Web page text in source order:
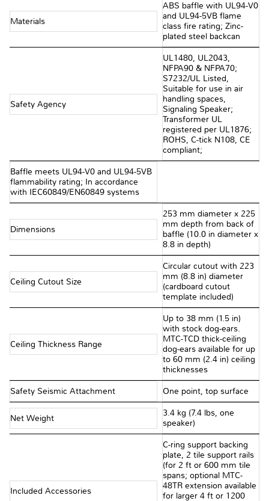
Materials
ABS baffle with UL94-V0
and UL94-5VB flame
class fire rating; Zinc-
plated steel backcan
Safety Agency
UL1480, UL2043,
NFPA90 & NFPA70;
S7232/UL Listed,
Suitable for use in air
handling spaces,
Signaling Speaker;
Transformer UL
registered per UL1876;
ROHS, C-tick N108, CE
compliant;
Baffle meets UL94-V0 and UL94-5VB
flammability rating; In accordance
with IEC60849/EN60849 systems
Dimensions
253 mm diameter x 225
mm depth from back of
baffle (10.0 in diameter x
8.8 in depth)
Ceiling Cutout Size
Circular cutout with 223
mm (8.8 in) diameter
(cardboard cutout
template included)
Ceiling Thickness Range
Up to 38 mm (1.5 in)
with stock dog-ears.
MTC-TCD thick-ceiling
dog-ears available for up
to 60 mm (2.4 in) ceiling
thicknesses
Safety Seismic Attachment One point, top surface
Net Weight
3.4 kg (7.4 lbs, one
speaker)
Included Accessories
C-ring support backing
plate, 2 tile support rails
(for 2 ft or 600 mm tile
spans; optional MTC-
48TR extension available
for larger 4 ft or 1200